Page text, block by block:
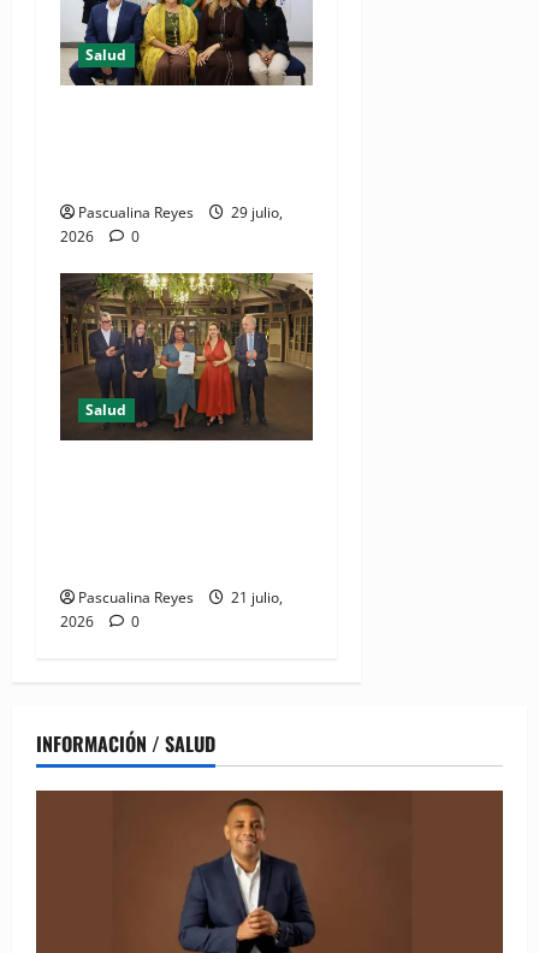
Salud
Pascualina Reyes
29 julio,
2026
0
Salud
Pascualina Reyes
21 julio,
2026
0
INFORMACIÓN / SALUD